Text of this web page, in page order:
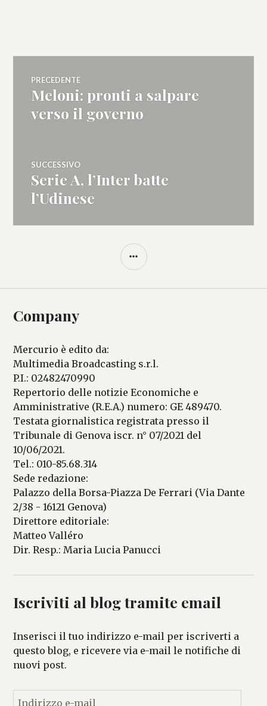
Navigazione
articoli
PRECEDENTE
Articolo
precedente:
Meloni: pronti a salpare
verso il governo
SUCCESSIVO
Articolo
successivo:
Serie A, l’Inter batte
l’Udinese
BARRA
Company
Mercurio è edito da:
Multimedia Broadcasting s.r.l.
P.I.: 02482470990
Repertorio delle notizie Economiche e
Amministrative (R.E.A.) numero: GE 489470.
Testata giornalistica registrata presso il
Tribunale di Genova iscr. n° 07/2021 del
10/06/2021.
Tel.: 010-85.68.314
Sede redazione:
Palazzo della Borsa-Piazza De Ferrari (Via Dante
2/38 - 16121 Genova)
Direttore editoriale:
Matteo Valléro
Dir. Resp.: Maria Lucia Panucci
Iscriviti al blog tramite email
Inserisci il tuo indirizzo e-mail per iscriverti a
questo blog, e ricevere via e-mail le notifiche di
nuovi post.